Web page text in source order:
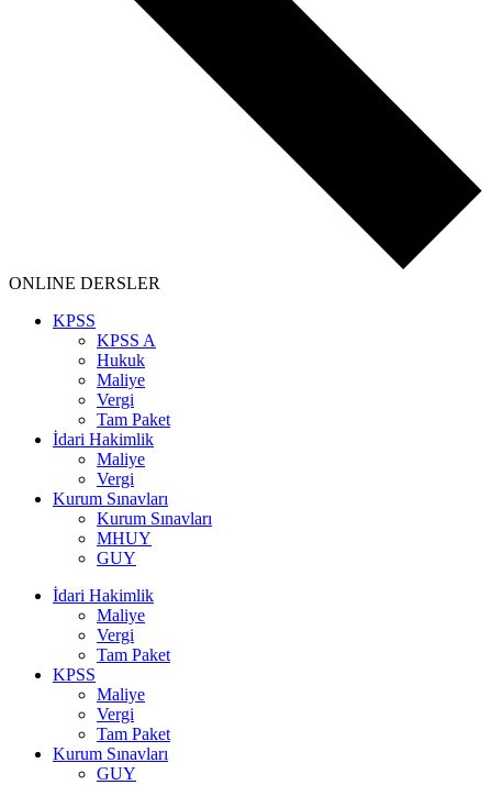
ONLINE DERSLER
KPSS
KPSS A
Hukuk
Maliye
Vergi
Tam Paket
İdari Hakimlik
Maliye
Vergi
Kurum Sınavları
Kurum Sınavları
MHUY
GUY
İdari Hakimlik
Maliye
Vergi
Tam Paket
KPSS
Maliye
Vergi
Tam Paket
Kurum Sınavları
GUY